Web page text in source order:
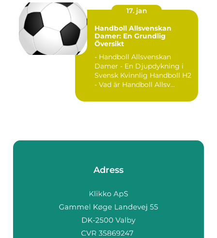
17. jan
Handboll Allsvenskan
Damer: En Grundlig
Översikt
- Handboll Allsvenskan
Damer - En Djupdykning i
Svensk Kvinnlig Handboll H2
- Vad är Handboll Allsv...
Adress